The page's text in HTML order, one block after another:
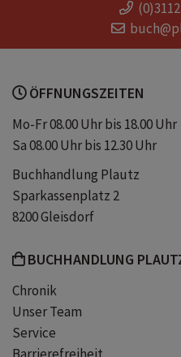
ÖFFNUNGSZEITEN
Mo-Fr 08.00 Uhr bis 18.00 Uhr
Sa 08.00 Uhr bis 12.30 Uhr
Buchhandlung Plautz
Sparkassenplatz 2
8200 Gleisdorf
BUCHHANDLUNG
Chronik
Unser Team
Service